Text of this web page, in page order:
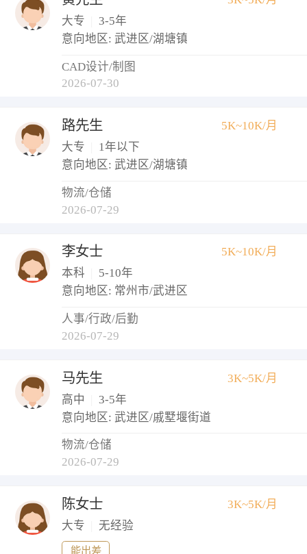
大专
3-5年
意向地区: 武进区/湖塘镇
CAD设计/制图
2026-07-30
路先生
5K~10K/月
大专
1年以下
意向地区: 武进区/湖塘镇
物流/仓储
2026-07-29
李女士
5K~10K/月
本科
5-10年
意向地区: 常州市/武进区
人事/行政/后勤
2026-07-29
马先生
3K~5K/月
高中
3-5年
意向地区: 武进区/戚墅堰街道
物流/仓储
2026-07-29
陈女士
3K~5K/月
大专
无经验
能出差